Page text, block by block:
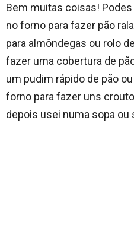
Bem muitas coisas!
no forno para fazer pão
para almôndegas ou rolo
fazer uma cobertura de
um pudim rápido de pão
forno para fazer uns
depois usei numa sopa ou